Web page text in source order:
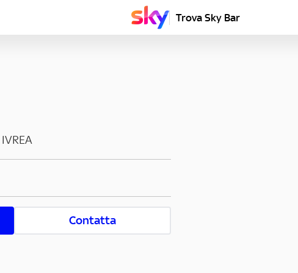
Trova Sky Bar
IVREA
Contatta